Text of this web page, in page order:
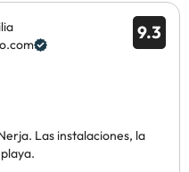
9.3
Las instalaciones, la